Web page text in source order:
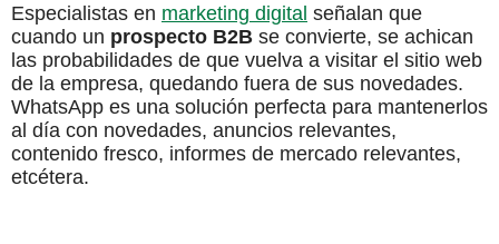
Especialistas en marketing digital señalan que
cuando un prospecto B2B se convierte, se achican
las probabilidades de que vuelva a visitar el sitio web
de la empresa, quedando fuera de sus novedades.
WhatsApp es una solución perfecta para mantenerlos
al día con novedades, anuncios relevantes,
contenido fresco, informes de mercado relevantes,
etcétera.